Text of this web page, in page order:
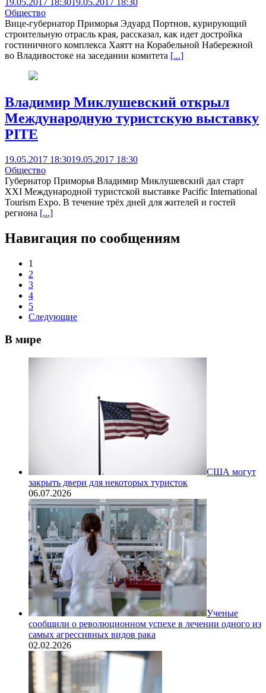
19.05.2017 18:30 19.05.2017 18:30
Общество
Вице-губернатор Приморья Эдуард Портнов, курирующий
строительную отрасль края, рассказал, как идет достройка
гостиничного комплекса Хаятт на Корабельной Набережной
во Владивостоке на заседании комитета [...]
Владимир Миклушевский открыл
Международную туристскую выставку
PITE
19.05.2017 18:3019.05.2017 18:30
Общество
Губернатор Приморья Владимир Миклушевский дал старт
XXI Международной туристской выставке Pacific International
Tourism Expo. В течение трёх дней для жителей и гостей
региона [...]
Навигация по сообщениям
1
2
3
4
5
Следующие
В мире
США могут
закрыть двери для некоторых туристок
06.07.2026
Ученые
сообщили о революционном успехе в лечении одного из
самых агрессивных видов рака
02.02.2026